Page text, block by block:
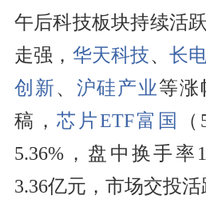
午后科技板块持续活
走强， 华天科技、长
创新、 沪硅产业等涨
稿，芯片ETF富国
5.36%，盘中换手率
3.36亿元，市场交投活